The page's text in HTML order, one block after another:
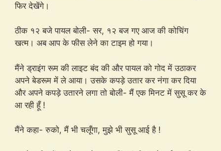
फिर देखेंगे।
ठीक १२ बजे पायल बोली- सर, १२ बज गए आज की कोचिंग
खत्म। अब आप के फीस लेने का टाइम हो गया।
मैंने ड्राइंग रूम की लाइट बंद की और पायल को गोद में उठाकर
अपने बेडरूम में ले आया। उसके कपड़े उतार कर नंगा कर दिया
और अपने कपड़े उतारने लगा तो बोली- मैं एक मिनट में सुसू कर के
आ रही हूँ !
मैंने कहा- रुको, मैं भी चलूँगा, मुझे भी सुसू आई है !